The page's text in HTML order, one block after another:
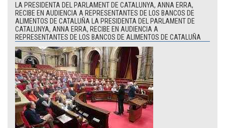
LA PRESIDENTA DEL PARLAMENT DE CATALUNYA, ANNA ERRA,
RECIBE EN AUDIENCIA A REPRESENTANTES DE LOS BANCOS DE
ALIMENTOS DE CATALUÑA LA PRESIDENTA DEL PARLAMENT DE
CATALUNYA, ANNA ERRA, RECIBE EN AUDIENCIA A
REPRESENTANTES DE LOS BANCOS DE ALIMENTOS DE CATALUÑA